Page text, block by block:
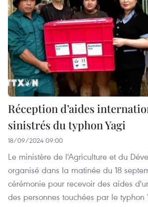
Réception d’aides
sinistrés du typhon Yagi
18/09/2024 09:00
Le ministère de l'Agriculture et du
organisé dans la matinée du 18
cérémonie pour recevoir des aides
des personnes touchées par le typhon